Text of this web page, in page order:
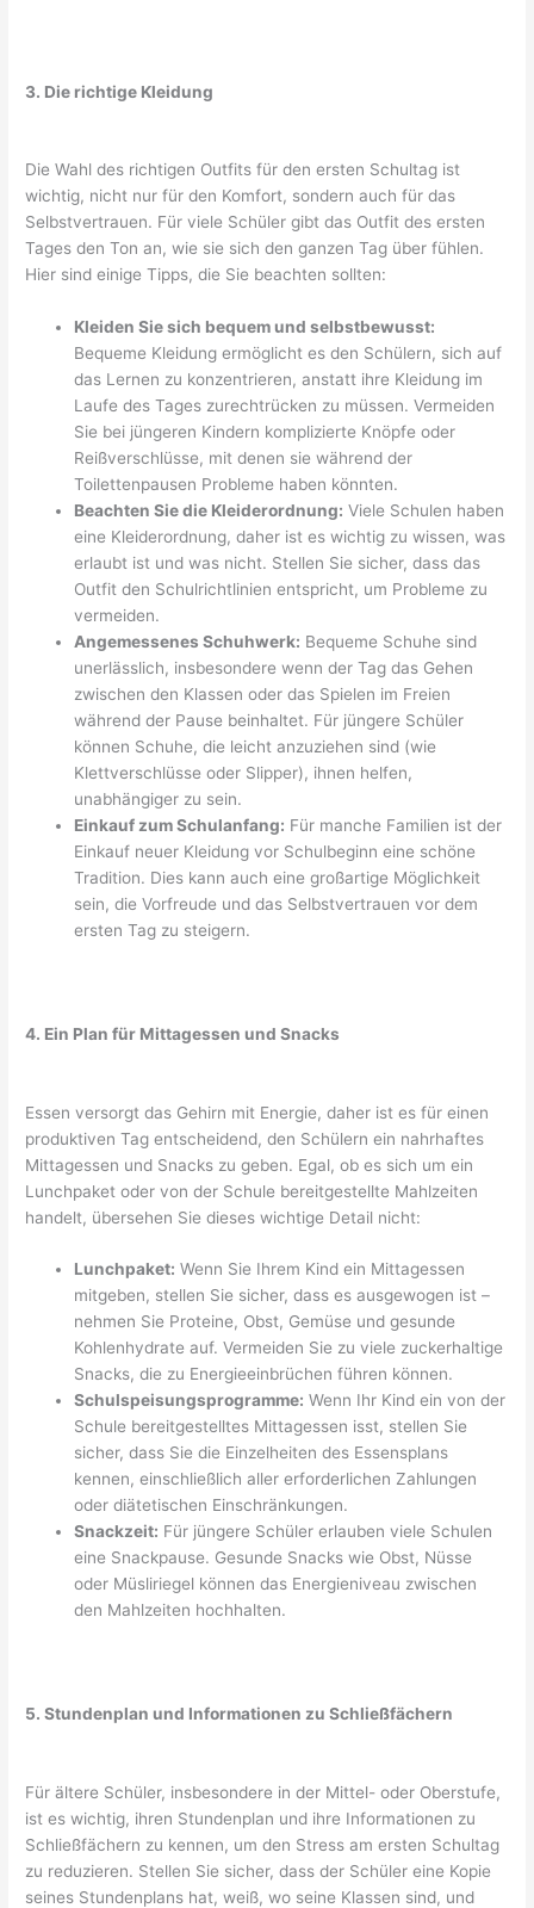
3. Die richtige Kleidung
Die Wahl des richtigen Outfits für den ersten Schultag ist
wichtig, nicht nur für den Komfort, sondern auch für das
Selbstvertrauen. Für viele Schüler gibt das Outfit des ersten
Tages den Ton an, wie sie sich den ganzen Tag über fühlen.
Hier sind einige Tipps, die Sie beachten sollten:
Kleiden Sie sich bequem und selbstbewusst:
Bequeme Kleidung ermöglicht es den Schülern, sich auf
das Lernen zu konzentrieren, anstatt ihre Kleidung im
Laufe des Tages zurechtrücken zu müssen. Vermeiden
Sie bei jüngeren Kindern komplizierte Knöpfe oder
Reißverschlüsse, mit denen sie während der
Toilettenpausen Probleme haben könnten.
Beachten Sie die Kleiderordnung: Viele Schulen haben
eine Kleiderordnung, daher ist es wichtig zu wissen, was
erlaubt ist und was nicht. Stellen Sie sicher, dass das
Outfit den Schulrichtlinien entspricht, um Probleme zu
vermeiden.
Angemessenes Schuhwerk: Bequeme Schuhe sind
unerlässlich, insbesondere wenn der Tag das Gehen
zwischen den Klassen oder das Spielen im Freien
während der Pause beinhaltet. Für jüngere Schüler
können Schuhe, die leicht anzuziehen sind (wie
Klettverschlüsse oder Slipper), ihnen helfen,
unabhängiger zu sein.
Einkauf zum Schulanfang: Für manche Familien ist der
Einkauf neuer Kleidung vor Schulbeginn eine schöne
Tradition. Dies kann auch eine großartige Möglichkeit
sein, die Vorfreude und das Selbstvertrauen vor dem
ersten Tag zu steigern.
4. Ein Plan für Mittagessen und Snacks
Essen versorgt das Gehirn mit Energie, daher ist es für einen
produktiven Tag entscheidend, den Schülern ein nahrhaftes
Mittagessen und Snacks zu geben. Egal, ob es sich um ein
Lunchpaket oder von der Schule bereitgestellte Mahlzeiten
handelt, übersehen Sie dieses wichtige Detail nicht:
Lunchpaket: Wenn Sie Ihrem Kind ein Mittagessen
mitgeben, stellen Sie sicher, dass es ausgewogen ist –
nehmen Sie Proteine, Obst, Gemüse und gesunde
Kohlenhydrate auf. Vermeiden Sie zu viele zuckerhaltige
Snacks, die zu Energieeinbrüchen führen können.
Schulspeisungsprogramme: Wenn Ihr Kind ein von der
Schule bereitgestelltes Mittagessen isst, stellen Sie
sicher, dass Sie die Einzelheiten des Essensplans
kennen, einschließlich aller erforderlichen Zahlungen
oder diätetischen Einschränkungen.
Snackzeit: Für jüngere Schüler erlauben viele Schulen
eine Snackpause. Gesunde Snacks wie Obst, Nüsse
oder Müsliriegel können das Energieniveau zwischen
den Mahlzeiten hochhalten.
5. Stundenplan und Informationen zu Schließfächern
Für ältere Schüler, insbesondere in der Mittel- oder Oberstufe,
ist es wichtig, ihren Stundenplan und ihre Informationen zu
Schließfächern zu kennen, um den Stress am ersten Schultag
zu reduzieren. Stellen Sie sicher, dass der Schüler eine Kopie
seines Stundenplans hat, weiß, wo seine Klassen sind, und